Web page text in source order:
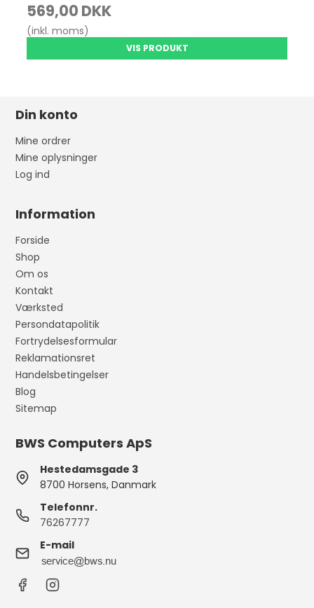
569,00 DKK
(inkl. moms)
VIS PRODUKT
Din konto
Mine ordrer
Mine oplysninger
Log ind
Information
Forside
Shop
Om os
Kontakt
Værksted
Persondatapolitik
Fortrydelsesformular
Reklamationsret
Handelsbetingelser
Blog
Sitemap
BWS Computers ApS
Hestedamsgade 3
8700 Horsens, Danmark
Telefonnr.
76267777
E-mail